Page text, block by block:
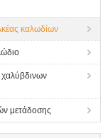
καλωδίων
χαλύβδινων
μετάδοσης